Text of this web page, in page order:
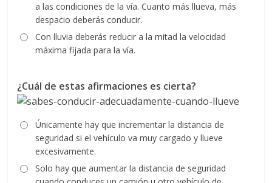
a las condiciones de la vía. Cuanto más llueva, más
despacio deberás conducir.
Con lluvia deberás reducir a la mitad la velocidad
máxima fijada para la vía.
¿Cuál de estas afirmaciones es cierta?
Únicamente hay que incrementar la distancia de
seguridad si el vehículo va muy cargado y llueve
excesivamente.
Solo hay que aumentar la distancia de seguridad